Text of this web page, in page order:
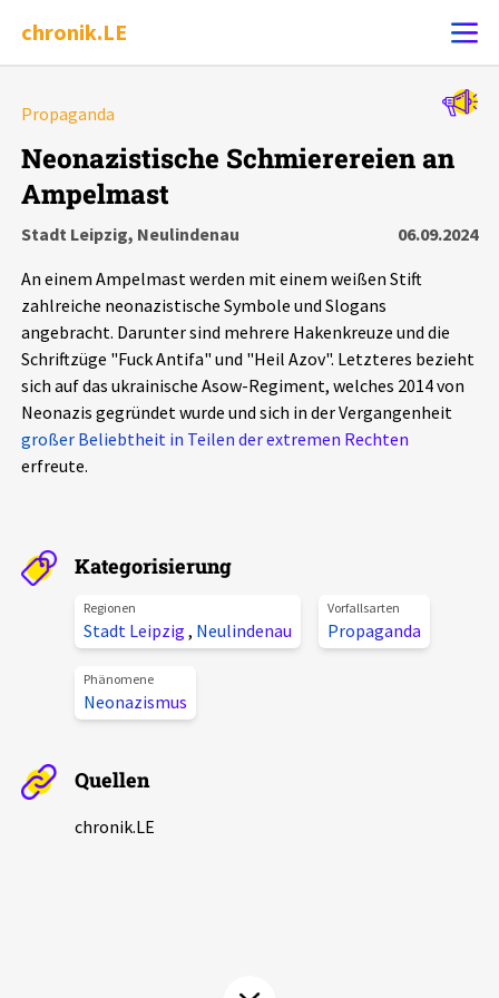
chronik.LE
Chronik
Leipziger Zustände
Schlaglichter
Phänomene
Alle Beiträge
Veranstaltungen
Pressemitteilungen
Podcasts
Projektbeschreibung
Kontakt
Spenden
chronik.LE in der Presse
Propaganda
Neonazistische Schmierereien an
Ampelmast
Stadt Leipzig, Neulindenau
06.09.2024
An einem Ampelmast werden mit einem weißen Stift
zahlreiche neonazistische Symbole und Slogans
angebracht. Darunter sind mehrere Hakenkreuze und die
Schriftzüge "Fuck Antifa" und "Heil Azov". Letzteres bezieht
sich auf das ukrainische Asow-Regiment, welches 2014 von
Neonazis gegründet wurde und sich in der Vergangenheit
großer Beliebtheit in Teilen der extremen Rechten
erfreute.
Kategorisierung
Regionen
Stadt Leipzig , Neulindenau
Vorfallsarten
Propaganda
Phänomene
Neonazismus
Quellen
chronik.LE
Alle Ereignisse
Ereignisse
Ereignisse